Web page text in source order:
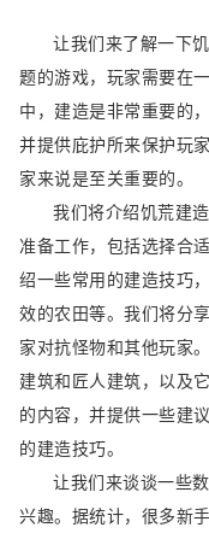
让我们来了解一下
题的游戏，玩家需要在
中，建造是非常重要的
并提供庇护所来保护玩
家来说是至关重要的。
我们将介绍饥荒建
准备工作，包括选择合
绍一些常用的建造技巧
效的农田等。我们将分
家对抗怪物和其他玩家
建筑和匠人建筑，以及
的内容，并提供一些建
的建造技巧。
让我们来谈谈一些
兴趣。据统计，很多新